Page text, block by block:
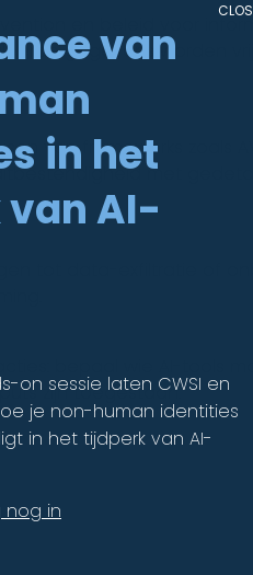
en beleid voor
gegevens worden
van frameworks zoals
met
tot data-exfiltratie of
bepaal wie AI-tools
zijn toegestaan.
van
in het
AI-
on sessie laten CWSI en
je non-human identities
in het tijdperk van AI-
nog in